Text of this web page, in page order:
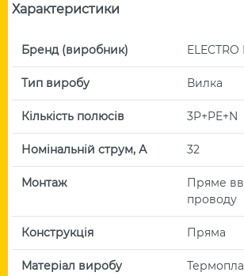
Характеристики
Бренд (виробник) ELECTRO
Тип виробу Вилка
Кількість полюсів 3P+PE+N
Номінальній струм, А 32
Монтаж
Пряме
проводу
Конструкція Пряма
Матеріал виробу